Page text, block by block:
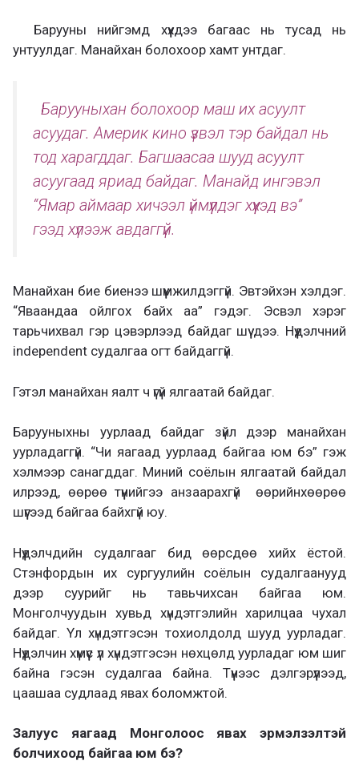
Барууны нийгэмд хүүхдээ багаас нь тусад нь
унтуулдаг. Манайхан болохоор хамт унтдаг.
Барууныхан болохоор маш их асуулт
асуудаг. Америк кино үзвэл тэр байдал нь
тод харагддаг. Багшаасаа шууд асуулт
асуугаад яриад байдаг. Манайд ингэвэл
“Ямар аймаар хичээл үймүүлдэг хүүхэд вэ”
гээд хүлээж авдаггүй.
Манайхан бие биенээ шүүмжилдэггүй. Эвтэйхэн хэлдэг.
“Яваандаа ойлгох байх аа” гэдэг. Эсвэл хэрэг
тарьчихвал гэр цэвэрлээд байдаг шүү дээ. Нүүдэлчний
independent судалгаа огт байдаггүй.
Гэтэл манайхан яалт ч үгүй ялгаатай байдаг.
Барууныхны уурлаад байдаг зүйл дээр манайхан
уурладаггүй. “Чи яагаад уурлаад байгаа юм бэ” гэж
хэлмээр санагддаг. Миний соёлын ялгаатай байдал
илрээд, өөрөө түүнийгээ анзаарахгүй өөрийнхөөрөө
шүүгээд байгаа байхгүй юу.
Нүүдэлчдийн судалгааг бид өөрсдөө хийх ёстой.
Стэнфордын их сургуулийн соёлын судалгаанууд
дээр суурийг нь тавьчихсан байгаа юм.
Монголчуудын хувьд хүндэтгэлийн харилцаа чухал
байдаг. Үл хүндэтгэсэн тохиолдолд шууд уурладаг.
Нүүдэлчин хүмүүс үл хүндэтгэсэн нөхцөлд уурладаг юм шиг
байна гэсэн судалгаа байна. Түүнээс дэлгэрүүлээд,
цаашаа судлаад явах боломжтой.
Залуус яагаад Монголоос явах эрмэлзэлтэй
болчихоод байгаа юм бэ?